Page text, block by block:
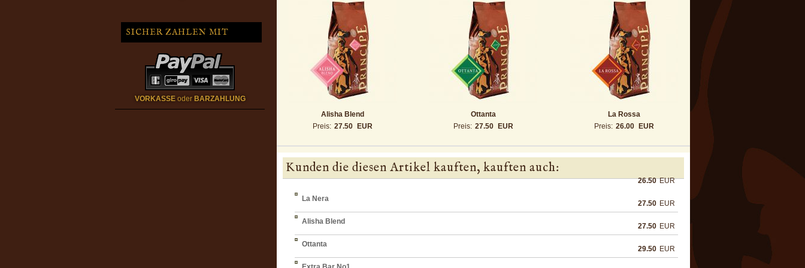
SICHER ZAHLEN MIT
VORKASSE oder BARZAHLUNG
Alisha Blend
Preis: 27.50 EUR
Ottanta
Preis: 27.50 EUR
La Rossa
Preis: 26.00 EUR
Kunden die diesen Artikel kauften, kauften auch:
La Nera
26.50 EUR
Alisha Blend
27.50 EUR
Ottanta
27.50 EUR
29.50 EUR